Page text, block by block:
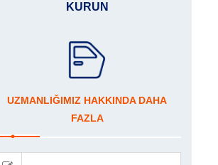
KURUN
UZMANLIĞIMIZ HAKKINDA DAHA
FAZLA